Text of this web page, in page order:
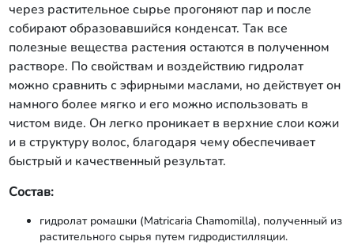
через растительное сырье прогоняют пар и после
собирают образовавшийся конденсат. Так все
полезные вещества растения остаются в полученном
растворе. По свойствам и воздействию гидролат
можно сравнить с эфирными маслами, но действует он
намного более мягко и его можно использовать в
чистом виде. Он легко проникает в верхние слои кожи
и в структуру волос, благодаря чему обеспечивает
быстрый и качественный результат.
Состав:
гидролат ромашки (Matricaria Chamomilla), полученный из
растительного сырья путем гидродистилляции.